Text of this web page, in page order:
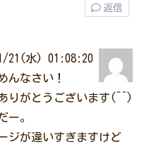
返信
21(水) 01:08:20
んなさい！
りがとうございます(^^)
ー。
ジが違いすぎますけど